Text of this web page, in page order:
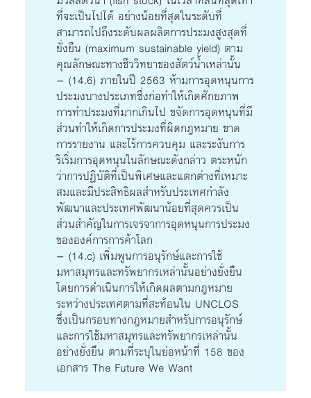
ที่จะเป็นไปได้ อย่างน้อยที่สุดในระดับที่
สามารถไปถึงระดับผลผลิตการประมงสูงสุดที่
ยั่งยืน (maximum sustainable yield) ตาม
คุณลักษณะทางชีววิทยาของสัตว์น้ำเหล่านั้น
– (14.6) ภายในปี 2563 ห้ามการอุดหนุนการ
ประมงบางประเภทซึ่งก่อทำให้เกิดศักยภาพ
การทำประมงที่มากเกินไป ขจัดการอุดหนุนที่มี
ส่วนทำให้เกิดการประมงที่ผิดกฎหมาย ขาด
การรายงาน และไร้การควบคุม และระงับการ
ริเริ่มการอุดหนุนในลักษณะดังกล่าว ตระหนัก
ว่าการปฏิบัติที่เป็นพิเศษและแตกต่างที่เหมาะ
สมและมีประสิทธิผลสำหรับประเทศกำลัง
พัฒนาและประเทศพัฒนาน้อยที่สุดควรเป็น
ส่วนสำคัญในการเจรจาการอุดหนุนการประมง
ขององค์การการค้าโลก
– (14.c) เพิ่มพูนการอนุรักษ์และการใช้
มหาสมุทรและทรัพยากรเหล่านั้นอย่างยั่งยืน
โดยการดำเนินการให้เกิดผลตามกฎหมาย
ระหว่างประเทศตามที่สะท้อนใน UNCLOS
ซึ่งเป็นกรอบทางกฎหมายสำหรับการอนุรักษ์
และการใช้มหาสมุทรและทรัพยากรเหล่านั้น
อย่างยั่งยืน ตามที่ระบุในย่อหน้าที่ 158 ของ
เอกสาร The Future We Want